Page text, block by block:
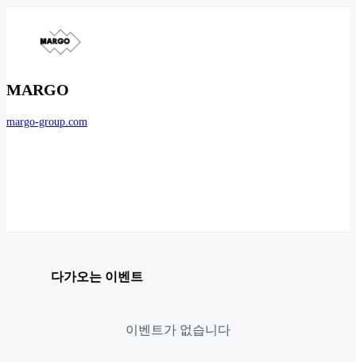
MARGO
margo-group.com
다가오는 이벤트
이벤트가 없습니다